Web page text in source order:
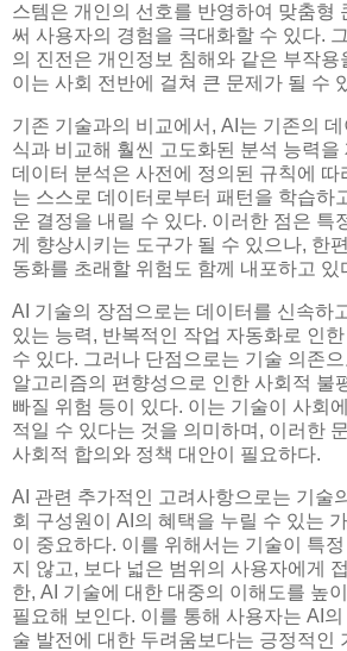
스템은 개인의 선호를 반영하여 맞춤형
써 사용자의 경험을 극대화할 수 있다.
의 진전은 개인정보 침해와 같은 부작용
이는 사회 전반에 걸쳐 큰 문제가 될 수
기존 기술과의 비교에서, AI는 기존의
식과 비교해 훨씬 고도화된 분석 능력을
데이터 분석은 사전에 정의된 규칙에 따
는 스스로 데이터로부터 패턴을 학습하
운 결정을 내릴 수 있다. 이러한 점은 특
게 향상시키는 도구가 될 수 있으나, 한
동화를 초래할 위험도 함께 내포하고 있
AI 기술의 장점으로는 데이터를 신속하
있는 능력, 반복적인 작업 자동화로 인
수 있다. 그러나 단점으로는 기술 의존
알고리즘의 편향성으로 인한 사회적 불
빠질 위험 등이 있다. 이는 기술이 사회
적일 수 있다는 것을 의미하며, 이러한
사회적 합의와 정책 대안이 필요하다.
AI 관련 추가적인 고려사항으로는 기술
회 구성원이 AI의 혜택을 누릴 수 있는
이 중요하다. 이를 위해서는 기술이 특
지 않고, 보다 넓은 범위의 사용자에게
한, AI 기술에 대한 대중의 이해도를 높
필요해 보인다. 이를 통해 사용자는 AI의
술 발전에 대한 두려움보다는 긍정적인